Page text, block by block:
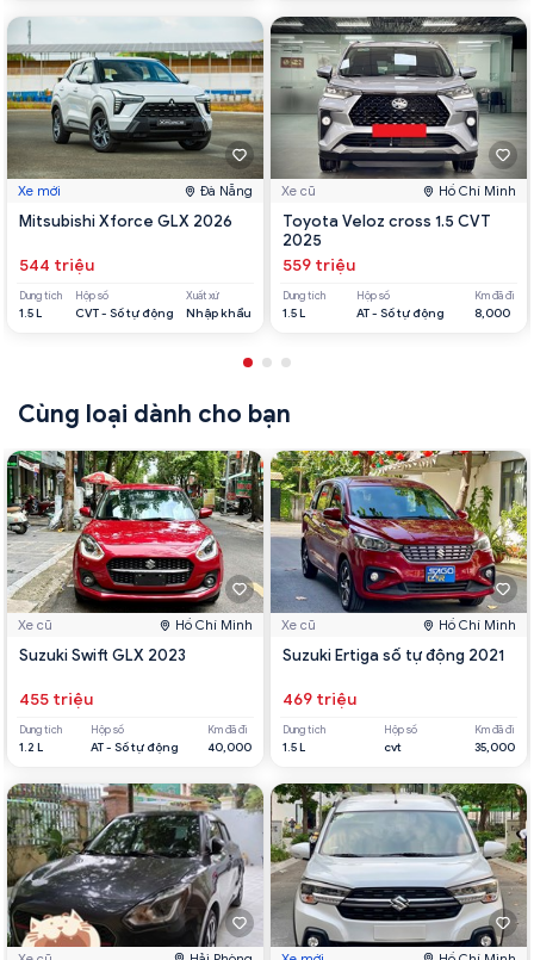
Xe mới Đà Nẵng
Mitsubishi Xforce GLX 2026
544 triệu
Dung tích
1.5 L
Hộp số
CVT - Số tự động
Xuất xứ
Nhập khẩu
Xe cũ Hồ Chí Minh
Toyota Veloz cross 1.5 CVT
2025
559 triệu
Dung tích
1.5 L
Hộp số
AT - Số tự động
Km đã đi
8,000
Cùng loại dành cho bạn
Xe cũ Hồ Chí Minh
Suzuki Swift GLX 2023
455 triệu
Dung tích
1.2 L
Hộp số
AT - Số tự động
Km đã đi
40,000
Xe cũ Hồ Chí Minh
Suzuki Ertiga số tự động 2021
469 triệu
Dung tích
1.5 L
Hộp số
cvt
Km đã đi
35,000